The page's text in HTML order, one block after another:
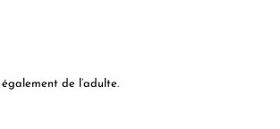
de l’adulte.